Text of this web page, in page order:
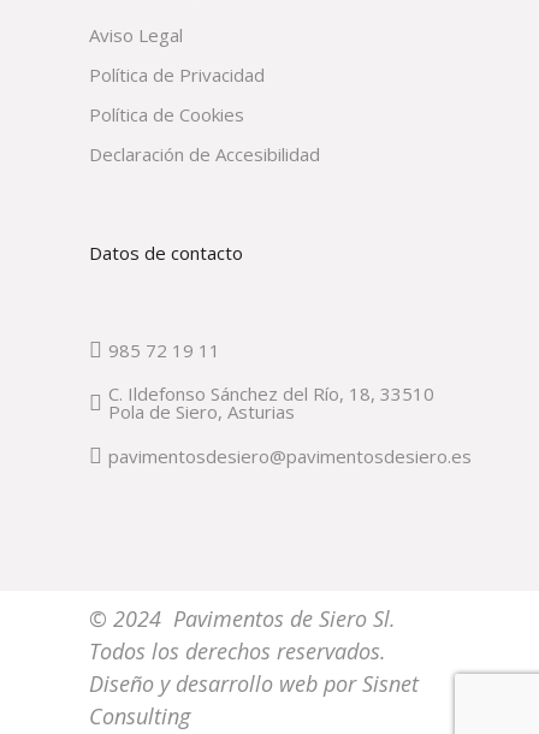
Aviso Legal
Política de Privacidad
Política de Cookies
Declaración de Accesibilidad
Datos de contacto
985 72 19 11
C. Ildefonso Sánchez del Río, 18, 33510
Pola de Siero, Asturias
pavimentosdesiero@pavimentosdesiero.es
© 2024 Pavimentos de Siero Sl.
Todos los derechos reservados.
Diseño y desarrollo web porSisnet
Consulting